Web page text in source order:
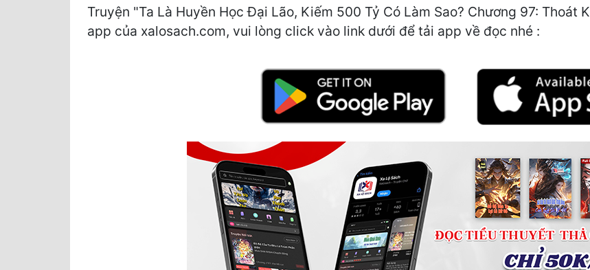
Truyện "Ta Là Huyền Học Đại Lão, Kiếm 500 Tỷ Có Làm Sao? Chương 97: Thoát
app của xalosach.com, vui lòng click vào link dưới để tải app về đọc nhé :